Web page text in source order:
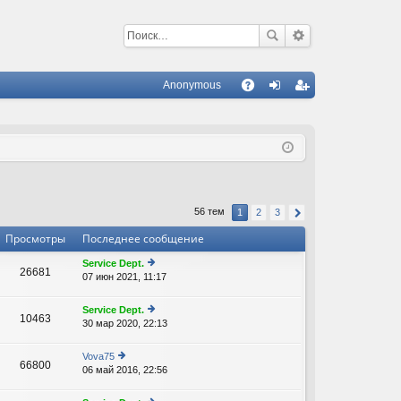
С
Anonymous
ис
ия
56 тем 1 2 3
Просмотры Последнее сообщение
26681
Service Dept.
е
е
йт
к
о
л
07 июн 2021, 11:17
10463
Service Dept.
е
йт
к
30 мар 2020, 22:13
66800
Vova75
е
е
06 май 2016, 22:56